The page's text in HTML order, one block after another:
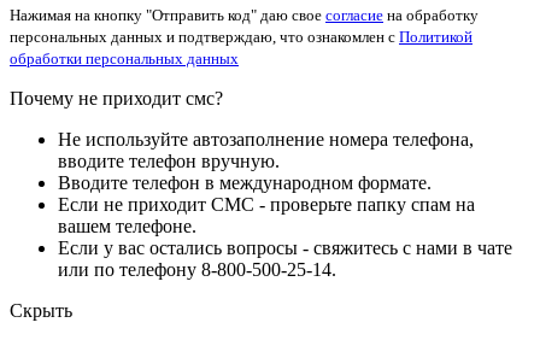
Нажимая на кнопку "Отправить код" даю свое согласие на обработку
персональных данных и подтверждаю, что ознакомлен с Политикой
обработки персональных данных
Почему не приходит смс?
Не используйте автозаполнение номера телефона,
вводите телефон вручную.
Вводите телефон в международном формате.
Если не приходит СМС - проверьте папку спам на
вашем телефоне.
Если у вас остались вопросы - свяжитесь с нами в чате
или по телефону 8-800-500-25-14.
Скрыть